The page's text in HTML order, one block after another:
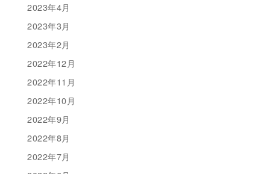
2023年4月
2023年3月
2023年2月
2022年12月
2022年11月
2022年10月
2022年9月
2022年8月
2022年7月